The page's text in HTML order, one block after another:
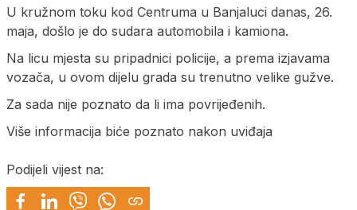
U kružnom toku kod Centruma u Banjaluci danas, 26.
maja, došlo je do sudara automobila i kamiona.
Na licu mjesta su pripadnici policije, a prema izjavama
vozača, u ovom dijelu grada su trenutno velike gužve.
Za sada nije poznato da li ima povrijeđenih.
Više informacija biće poznato nakon uviđaja
Podijeli vijest na: